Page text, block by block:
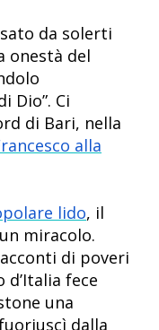
da solerti
onestà del
Dio”. Ci
di Bari, nella
alla
lido, il
miracolo.
di poveri
fece
una
dalla